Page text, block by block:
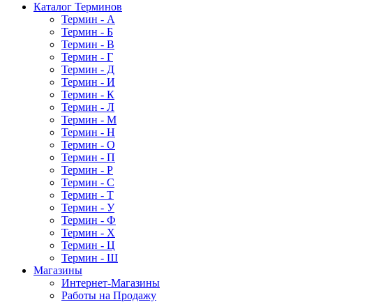
Каталог Терминов
Термин - А
Термин - Б
Термин - В
Термин - Г
Термин - Д
Термин - И
Термин - К
Термин - Л
Термин - М
Термин - Н
Термин - О
Термин - П
Термин - Р
Термин - С
Термин - Т
Термин - У
Термин - Ф
Термин - Х
Термин - Ц
Термин - Ш
Магазины
Интернет-Магазины
Работы на Продажу